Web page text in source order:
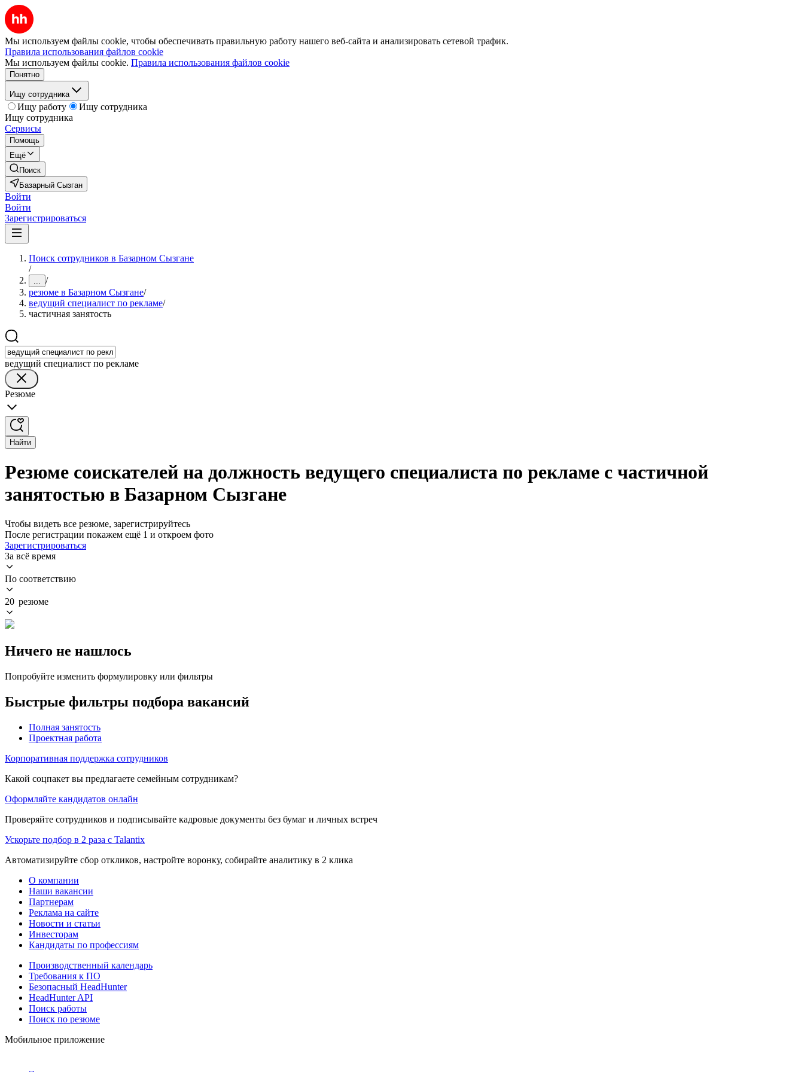
Мы используем файлы cookie, чтобы обеспечивать правильную работу нашего веб-сайта и анализировать сетевой трафик.
Правила использования файлов cookie
Мы используем файлы cookie. Правила использования файлов cookie
Понятно
Ищу сотрудника
Ищу работу
Ищу сотрудника
Ищу сотрудника
Сервисы
Помощь
Ещё
Поиск
Базарный Сызган
Войти
Войти
Зарегистрироваться
Поиск сотрудников в Базарном Сызгане
/
... /
резюме в Базарном Сызгане/
ведущий специалист по рекламе/
частичная занятость
ведущий специалист по рекламе
Резюме
Найти
Резюме соискателей на должность ведущего специалиста по рекламе с частичной
занятостью в Базарном Сызгане
Чтобы видеть все резюме, зарегистрируйтесь
После регистрации покажем ещё 1 и откроем фото
Зарегистрироваться
За всё время
По соответствию
20 резюме
Ничего не нашлось
Попробуйте изменить формулировку или фильтры
Быстрые фильтры подбора вакансий
Полная занятость
Проектная работа
Корпоративная поддержка сотрудников
Какой соцпакет вы предлагаете семейным сотрудникам?
Оформляйте кандидатов онлайн
Проверяйте сотрудников и подписывайте кадровые документы без бумаг и личных встреч
Ускорьте подбор в 2 раза с Talantix
Автоматизируйте сбор откликов, настройте воронку, собирайте аналитику в 2 клика
О компании
Наши вакансии
Партнерам
Реклама на сайте
Новости и статьи
Инвесторам
Кандидаты по профессиям
Производственный календарь
Требования к ПО
Безопасный HeadHunter
HeadHunter API
Поиск работы
Поиск по резюме
Мобильное приложение